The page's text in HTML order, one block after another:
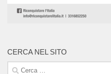
CERCA NEL SITO
Ricerca